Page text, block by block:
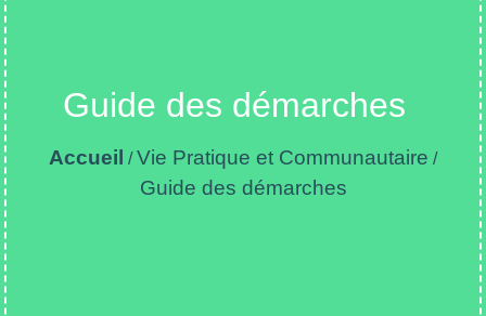
Guide des démarches
Accueil /Vie Pratique et Communautaire /
Guide des démarches